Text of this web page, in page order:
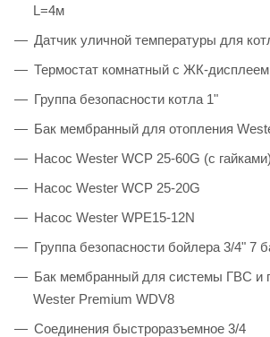
L=4м
Датчик уличной температуры для
Термостат комнатный с ЖК-
Группа безопасности котла 1"
Бак мембранный для отопления
Насос Wester WCP 25-60G (с гайками)
Насос Wester WCP 25-20G
Насос Wester WPE15-12N
Группа безопасности бойлера 3/4" 7
Бак мембранный для системы ГВС и
Wester Premium WDV8
Соединения быстроразъемное 3/4